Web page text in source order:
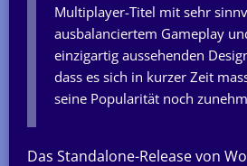
Multiplayer-Titel mit sehr
ausbalanciertem Gameplay
einzigartig aussehenden
dass es sich in kurzer Zeit
seine Popularität noch
Das Standalone-Release von